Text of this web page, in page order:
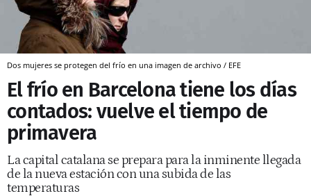
Dos mujeres se protegen del frío en una imagen de archivo / EFE
El frío en Barcelona tiene los días
contados: vuelve el tiempo de
primavera
La capital catalana se prepara para la inminente llegada
de la nueva estación con una subida de las
temperaturas